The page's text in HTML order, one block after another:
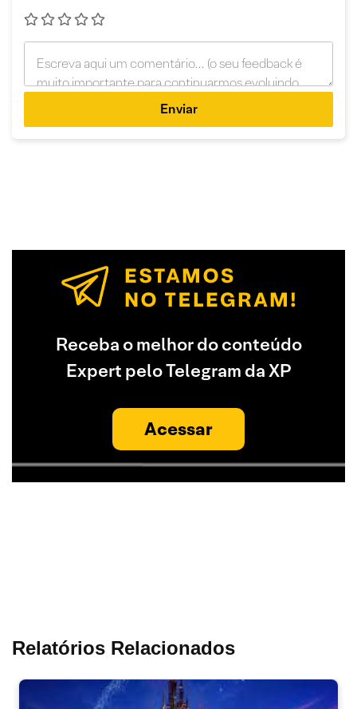
Enviar
Receba o melhor do conteúdo
Expert pelo Telegram da XP
Acessar
Relatórios Relacionados